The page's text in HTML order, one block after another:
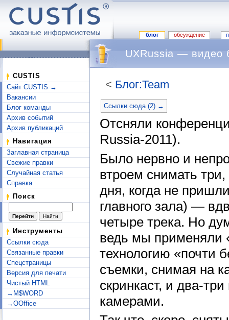
блог обсуждение
CUSTIS
Сайт CUSTIS →
Вакансии
Блог команды
Архив событий
Архив публикаций
Навигация
Заглавная страница
Свежие правки
Случайная статья
Справка
Поиск
Инструменты
Ссылки сюда
Связанные правки
Спецстраницы
Версия для печати
Чистый HTML
→M$WORD
→OOffice
UXRussia — видео
< Блог:Team
Ссылки сюда (2) →
Отсняли
Russia-2011).
Было нервно и
втроем снимать три,
дня, когда не
главного зала) —
четыре трека. Но
ведь мы применяли
технологию «почти
съемки, снимая на
скринкаст, и два-
камерами.